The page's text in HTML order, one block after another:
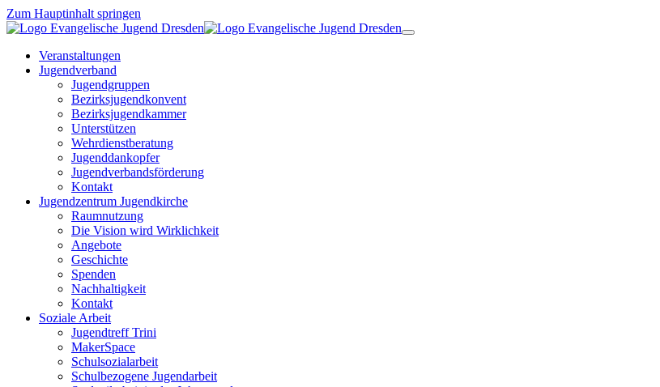
Zum Hauptinhalt springen
Veranstaltungen
Jugendverband
Jugendgruppen
Bezirksjugendkonvent
Bezirksjugendkammer
Unterstützen
Wehrdienstberatung
Jugenddankopfer
Jugendverbandsförderung
Kontakt
Jugendzentrum Jugendkirche
Raumnutzung
Die Vision wird Wirklichkeit
Angebote
Geschichte
Spenden
Nachhaltigkeit
Kontakt
Soziale Arbeit
Jugendtreff Trini
MakerSpace
Schulsozialarbeit
Schulbezogene Jugendarbeit